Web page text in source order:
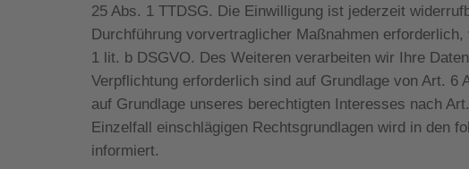
25 Abs. 1 TTDSG. Die Einwilligung ist jederzeit
Durchführung vorvertraglicher Maßnahmen
1 lit. b DSGVO. Des Weiteren verarbeiten wir Ihre
Verpflichtung erforderlich sind auf Grundlage von Art.
auf Grundlage unseres berechtigten Interesses nach
Einzelfall einschlägigen Rechtsgrundlagen wird in den
informiert.